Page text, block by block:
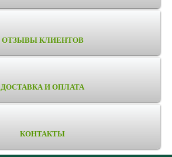
ОТЗЫВЫ КЛИЕНТОВ
ДОСТАВКА И ОПЛАТА
КОНТАКТЫ